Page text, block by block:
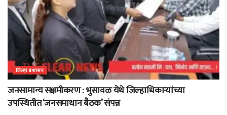
जिल्हा प्रशासन
जनसामान्य सक्षमीकरण : भुसावळ येथे जिल्हाधिकाऱ्यांच्या
उपस्थितीत ‘जनसमाधान बैठक’ संपन्न